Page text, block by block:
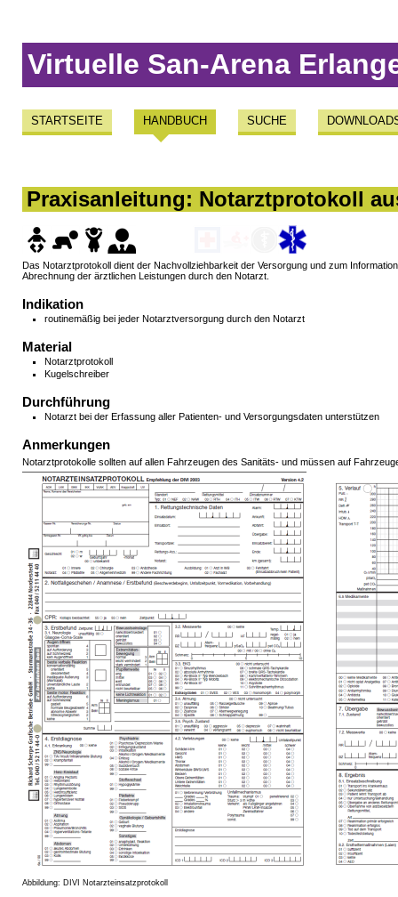
Virtuelle San-Arena
STARTSEITE HANDBUCH SUCHE
Praxisanleitung: Notarztprotokoll
Das Notarztprotokoll dient der Nachvollziehbarkeit der Versorgung und zum
Abrechnung der ärztlichen Leistungen durch den Notarzt.
Indikation
routinemäßig bei jeder Notarztversorgung durch den Notarzt
Material
Notarztprotokoll
Kugelschreiber
Durchführung
Notarzt bei der Erfassung aller Patienten- und Versorgungsdaten unterstützen
Anmerkungen
Notarztprotokolle sollten auf allen Fahrzeugen des Sanitäts- und müssen auf
Abbildung: DIVI Notarzteinsatzprotokoll